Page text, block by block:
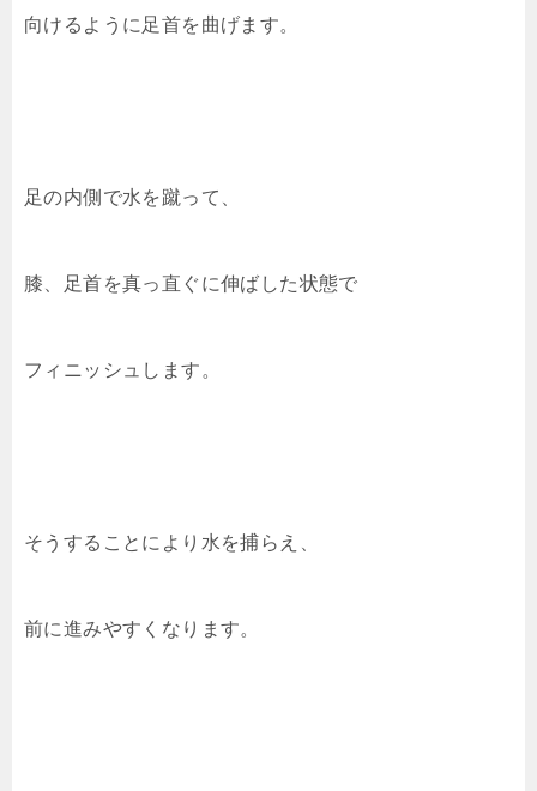
向けるように足首を曲げます。
足の内側で水を蹴って、
膝、足首を真っ直ぐに伸ばした状態で
フィニッシュします。
そうすることにより水を捕らえ、
前に進みやすくなります。